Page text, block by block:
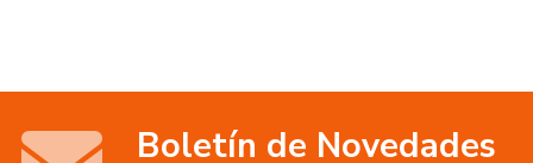
Boletín de Novedades